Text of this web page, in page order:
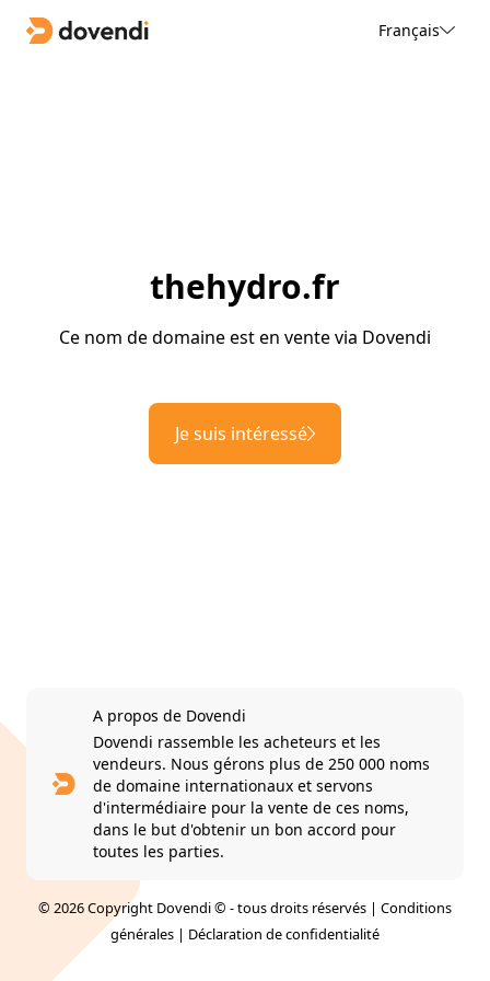
Français
thehydro.fr
Ce nom de domaine est en vente via Dovendi
Je suis intéressé
A propos de Dovendi
Dovendi rassemble les acheteurs et les
vendeurs. Nous gérons plus de 250 000 noms
de domaine internationaux et servons
d'intermédiaire pour la vente de ces noms,
dans le but d'obtenir un bon accord pour
toutes les parties.
© 2026 Copyright Dovendi © - tous droits réservés | Conditions
générales | Déclaration de confidentialité